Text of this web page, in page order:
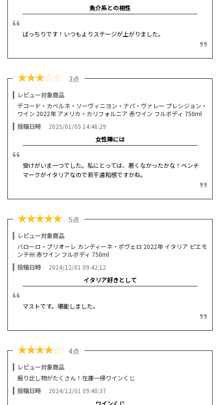
魚介系との相性
ばっちりです！いつもよりステージが上がりました。
★★★☆☆ 3点
レビュー対象商品
デコード・カベルネ・ソーヴィニヨン・ナパ・ヴァレー プレシジョン・
ワイン 2022年 アメリカ・カリフォルニア 赤ワイン フルボディ 750ml
投稿日時
2025/01/05 14:46:29
女性陣には
受けがいま一つでした。私にとっては、悪くなかったかな！ベンチ
マークがイタリアなので若干違和感ですかね。
★★★★★ 5点
レビュー対象商品
バローロ・プリオーレ カンティーネ・ポヴェロ 2022年 イタリア ピエモ
ンテ州 赤ワイン フルボディ 750ml
投稿日時
2024/12/01 09:42:12
イタリア好きとして
マストです。堪能しました。
★★★★☆ 4点
レビュー対象商品
掘り出し物がたくさん！在庫一掃ワインくじ
投稿日時
2024/12/01 09:40:37
ワインくじ